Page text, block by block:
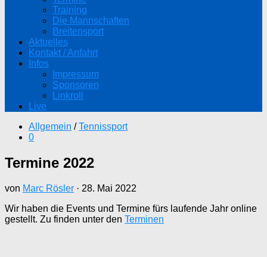
Training
Die Mannschaften
Breitensport
Aktuelles
Kontakt / Anfahrt
Infos
Impressum
Sponsoren
Linkroll
Live
Allgemein / Tennissport
0
Termine 2022
von Marc Rösler · 28. Mai 2022
Wir haben die Events und Termine fürs laufende Jahr online
gestellt. Zu finden unter den Terminen